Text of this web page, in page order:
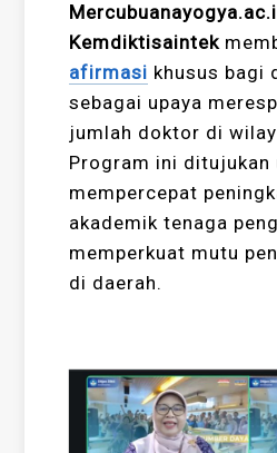
Kemdiktisaintek
afirmasi khusus bagi
sebagai upaya
jumlah doktor di
Program ini ditujukan
mempercepat
akademik tenaga
memperkuat mutu
di daerah.